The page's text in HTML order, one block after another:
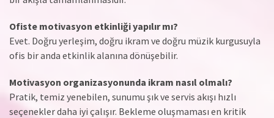
Ofiste motivasyon etkinliği yapılır mı?
Evet. Doğru yerleşim, doğru ikram ve doğru müzik kurgusuyla
ofis bir anda etkinlik alanına dönüşebilir.
Motivasyon organizasyonunda ikram nasıl olmalı?
Pratik, temiz yenebilen, sunumu şık ve servis akışı hızlı
seçenekler daha iyi çalışır. Bekleme oluşmaması en kritik